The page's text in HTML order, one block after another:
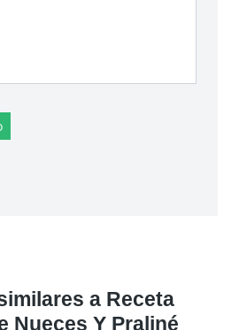
a Receta
Nueces Y Praliné